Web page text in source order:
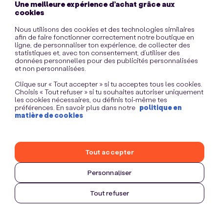
Une meilleure expérience d’achat grâce aux
cookies
Nous utilisons des cookies et des technologies similaires
afin de faire fonctionner correctement notre boutique en
ligne, de personnaliser ton expérience, de collecter des
statistiques et, avec ton consentement, d’utiliser des
données personnelles pour des publicités personnalisées
et non personnalisées.
Clique sur « Tout accepter » si tu acceptes tous les cookies.
Choisis « Tout refuser » si tu souhaites autoriser uniquement
les cookies nécessaires, ou définis toi-même tes
préférences. En savoir plus dans notre politique en
matière de cookies
Personnaliser
Tout refuser
Tout accepter